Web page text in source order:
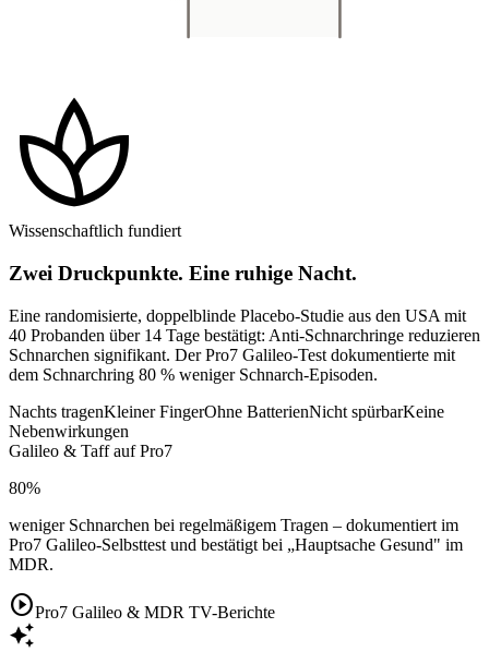
spa
Wissenschaftlich fundiert
Zwei Druckpunkte. Eine ruhige Nacht.
Eine randomisierte, doppelblinde Placebo-Studie aus den USA mit
40 Probanden über 14 Tage bestätigt: Anti-Schnarchringe reduzieren
Schnarchen signifikant. Der Pro7 Galileo-Test dokumentierte mit
dem Schnarchring 80 % weniger Schnarch-Episoden.
Nachts tragenKleiner FingerOhne BatterienNicht spürbarKeine
Nebenwirkungen
Galileo & Taff auf Pro7
80%
weniger Schnarchen bei regelmäßigem Tragen – dokumentiert im
Pro7 Galileo-Selbsttest und bestätigt bei „Hauptsache Gesund" im
MDR.
play_circlePro7 Galileo & MDR TV-Berichte
auto_awesome